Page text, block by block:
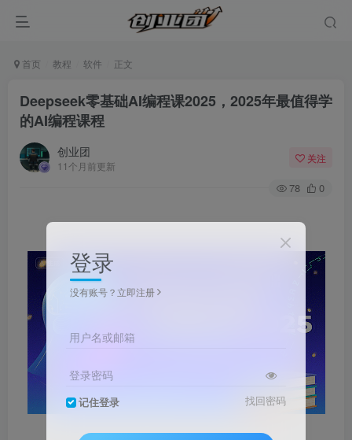
首页 教程 软件 正文
Deepseek零基础AI编程课2025，2025年最值得学
的AI编程课程
创业团
11个月前更新
关注
78 0
登录
没有账号？立即注册
用户名或邮箱
登录密码
记住登录 找回密码